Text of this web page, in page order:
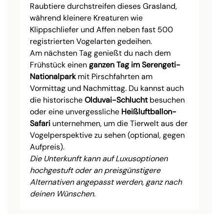
Raubtiere durchstreifen dieses Grasland,
während kleinere Kreaturen wie
Klippschliefer und Affen neben fast 500
registrierten Vogelarten gedeihen.
Am nächsten Tag genießt du nach dem
Frühstück einenganzen Tag im Serengeti-
Nationalparkmit Pirschfahrten am
Vormittag und Nachmittag. Du kannst auch
die historischeOlduvai-Schluchtbesuchen
oder eine unvergessliche Heißluftballon-
Safariunternehmen, um die Tierwelt aus der
Vogelperspektive zu sehen (optional, gegen
Aufpreis).
Die Unterkunft kann auf Luxusoptionen
hochgestuft oder an preisgünstigere
Alternativen angepasst werden, ganz nach
deinen Wünschen.